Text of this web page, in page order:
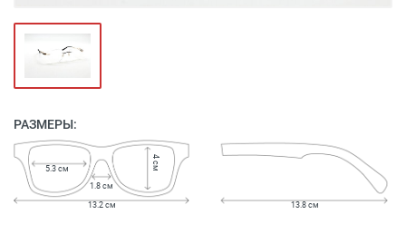
РАЗМЕРЫ:
1.8 см
5.3 см 4 см
13.2 см 13.8 см